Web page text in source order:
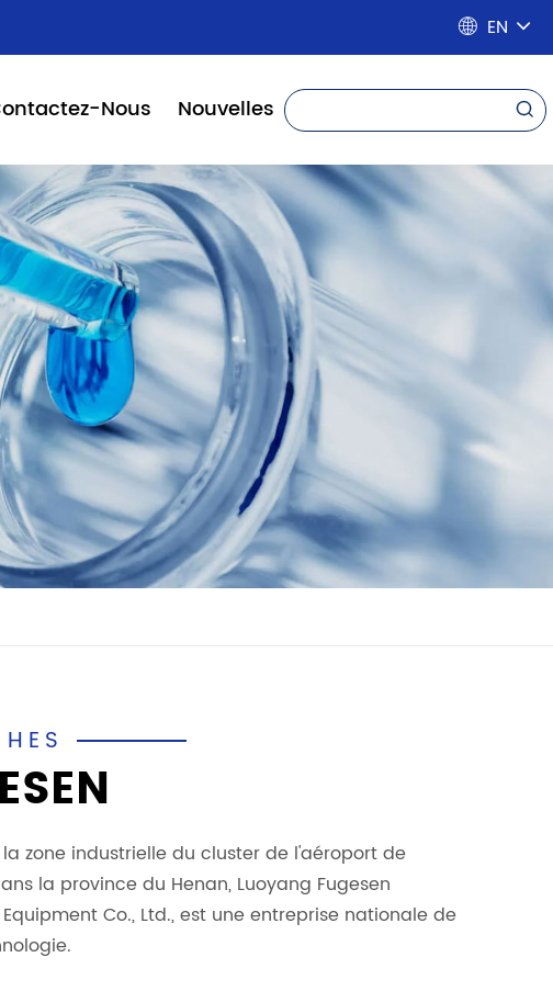
 EN
Nous Nouvelles 
zone industrielle du cluster de l'aéroport de
la province du Henan, Luoyang Fugesen
Co., Ltd., est une entreprise nationale de